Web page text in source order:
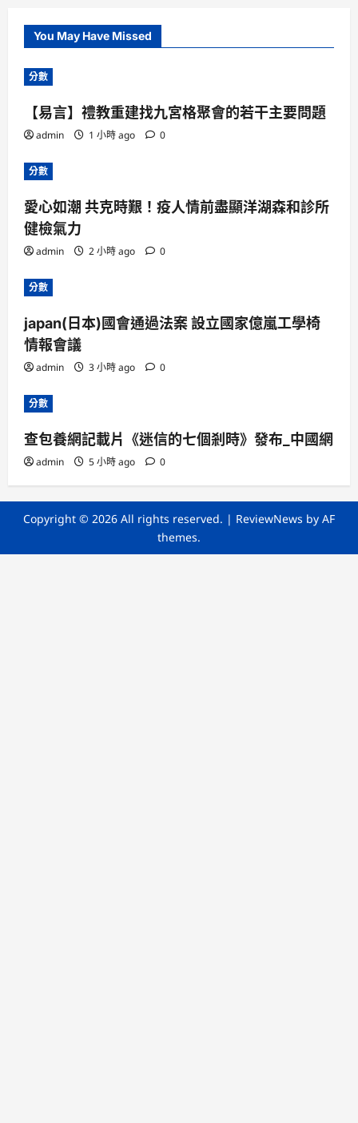
You May Have Missed
分數
【易言】禮教重建找九宮格聚會的若干主要問題
admin 1 小時 ago 0
分數
愛心如潮 共克時艱！疫人情前盡顯洋湖森和診所
健檢氣力
admin 2 小時 ago 0
分數
japan(日本)國會通過法案 設立國家億嵐工學椅
情報會議
admin 3 小時 ago 0
分數
查包養網記載片《迷信的七個剎時》發布_中國網
admin 5 小時 ago 0
Copyright © 2026 All rights reserved. | ReviewNews by AF
themes.